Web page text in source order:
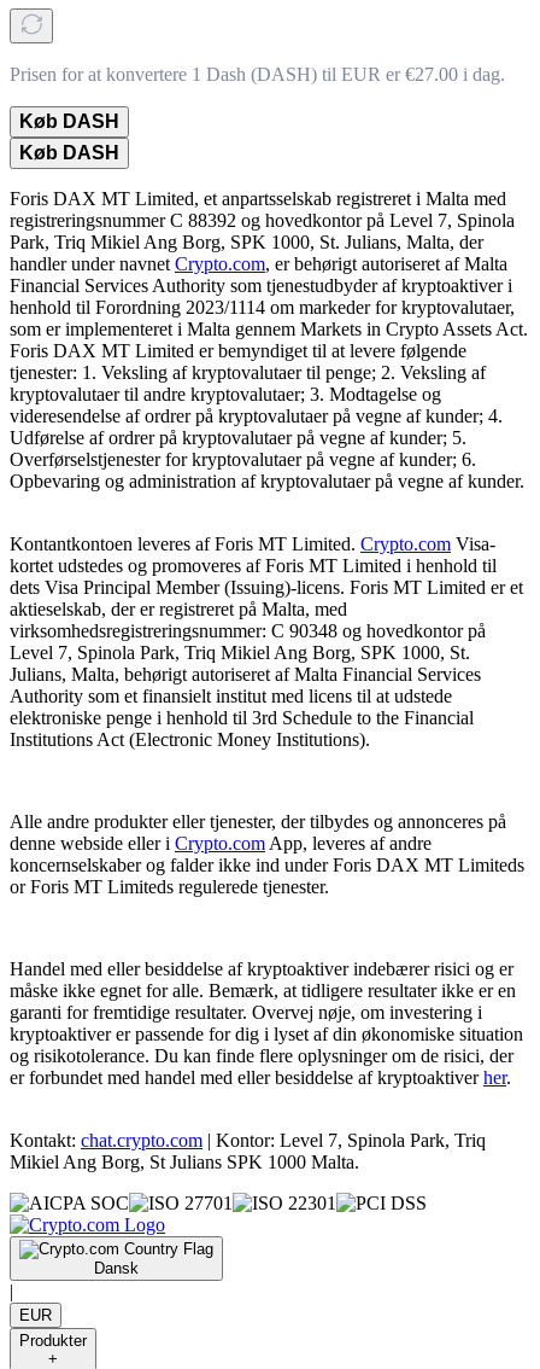
Prisen for at konvertere 1 Dash (DASH) til EUR er €27.00 i dag.
Køb DASH
Køb DASH
Foris DAX MT Limited, et anpartsselskab registreret i Malta med
registreringsnummer C 88392 og hovedkontor på Level 7, Spinola
Park, Triq Mikiel Ang Borg, SPK 1000, St. Julians, Malta, der
handler under navnet Crypto.com, er behørigt autoriseret af Malta
Financial Services Authority som tjenestudbyder af kryptoaktiver i
henhold til Forordning 2023/1114 om markeder for kryptovalutaer,
som er implementeret i Malta gennem Markets in Crypto Assets Act.
Foris DAX MT Limited er bemyndiget til at levere følgende
tjenester: 1. Veksling af kryptovalutaer til penge; 2. Veksling af
kryptovalutaer til andre kryptovalutaer; 3. Modtagelse og
videresendelse af ordrer på kryptovalutaer på vegne af kunder; 4.
Udførelse af ordrer på kryptovalutaer på vegne af kunder; 5.
Overførselstjenester for kryptovalutaer på vegne af kunder; 6.
Opbevaring og administration af kryptovalutaer på vegne af kunder.
Kontantkontoen leveres af Foris MT Limited. Crypto.com Visa-
kortet udstedes og promoveres af Foris MT Limited i henhold til
dets Visa Principal Member (Issuing)-licens. Foris MT Limited er et
aktieselskab, der er registreret på Malta, med
virksomhedsregistreringsnummer: C 90348 og hovedkontor på
Level 7, Spinola Park, Triq Mikiel Ang Borg, SPK 1000, St.
Julians, Malta, behørigt autoriseret af Malta Financial Services
Authority som et finansielt institut med licens til at udstede
elektroniske penge i henhold til 3rd Schedule to the Financial
Institutions Act (Electronic Money Institutions).
Alle andre produkter eller tjenester, der tilbydes og annonceres på
denne webside eller i Crypto.com App, leveres af andre
koncernselskaber og falder ikke ind under Foris DAX MT Limiteds
or Foris MT Limiteds regulerede tjenester.
Handel med eller besiddelse af kryptoaktiver indebærer risici og er
måske ikke egnet for alle. Bemærk, at tidligere resultater ikke er en
garanti for fremtidige resultater. Overvej nøje, om investering i
kryptoaktiver er passende for dig i lyset af din økonomiske situation
og risikotolerance. Du kan finde flere oplysninger om de risici, der
er forbundet med handel med eller besiddelse af kryptoaktiverher.
Kontakt: chat.crypto.com | Kontor: Level 7, Spinola Park, Triq
Mikiel Ang Borg, St Julians SPK 1000 Malta.
Dansk
|
EUR
Produkter
+